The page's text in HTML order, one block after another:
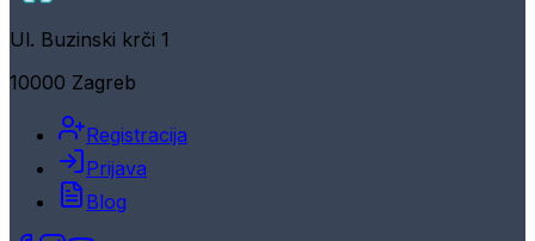
Ul. Buzinski krči 1
10000 Zagreb
Registracija
Prijava
Blog